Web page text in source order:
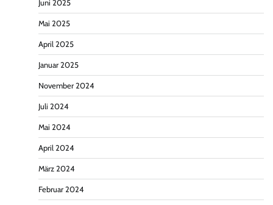
Juni 2025
Mai 2025
April 2025
Januar 2025
November 2024
Juli 2024
Mai 2024
April 2024
März 2024
Februar 2024